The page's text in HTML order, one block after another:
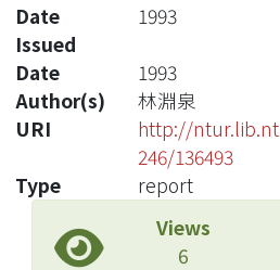
Date
Issued
1993
Date
1993
Author(s)
林淵泉
URI
http://
246/136493
Type
report
Views
6